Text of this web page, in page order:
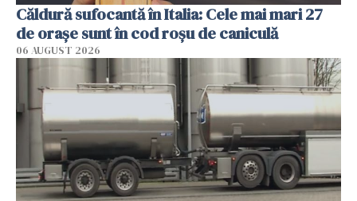
Căldură sufocantă în Italia: Cele mai mari 27
de orașe sunt în cod roșu de caniculă
06 AUGUST 2026